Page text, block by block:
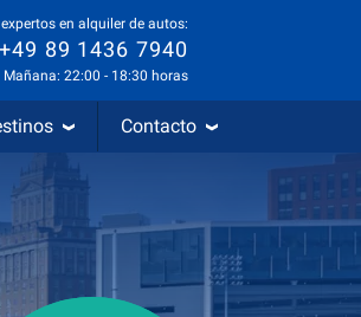
en alquiler de autos:
+49 89 1436 7940
Mañana: 22:00 - 18:30 horas
Contacto